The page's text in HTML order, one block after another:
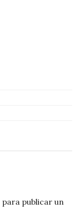
para publicar un